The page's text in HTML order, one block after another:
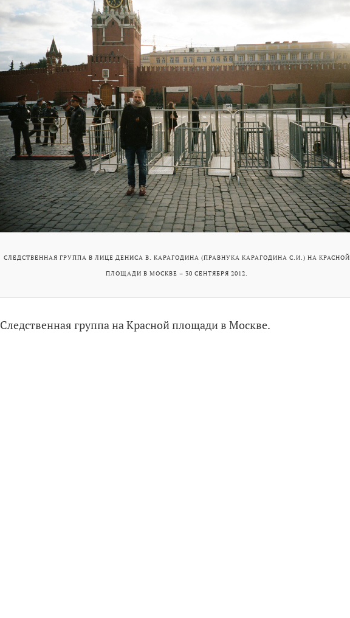
СЛЕДСТВЕННАЯ ГРУППА В ЛИЦЕ ДЕНИСА В. КАРАГОДИНА (ПРАВНУКА КАРАГОДИНА С.И.) НА КРАСНОЙ
ПЛОЩАДИ В МОСКВЕ – 30 СЕНТЯБРЯ 2012.
Следственная группа на Красной площади в Москве.